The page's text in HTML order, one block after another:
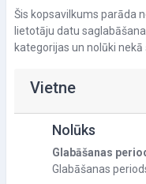
Šis kopsavilkums parāda
lietotāju datu
kategorijas un nolūki nekā
Vietne
Nolūks
Glabāšanas
Glabāšanas